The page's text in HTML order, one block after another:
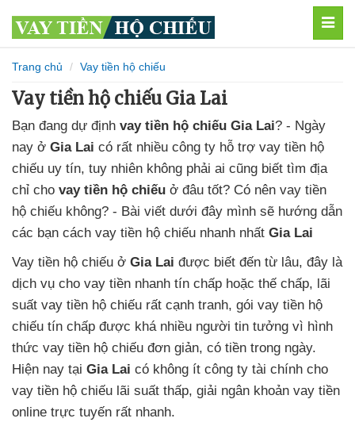
Trang chủ Vay tiền hộ chiếu
Vay tiền hộ chiếu Gia Lai
Bạn đang dự định vay tiền hộ chiếu Gia Lai? - Ngày
nay ở Gia Lai có rất nhiều công ty hỗ trợ vay tiền hộ
chiếu uy tín, tuy nhiên không phải ai cũng biết tìm địa
chỉ cho vay tiền hộ chiếu ở đâu tốt? Có nên vay tiền
hộ chiếu không? - Bài viết dưới đây mình sẽ hướng dẫn
các bạn cách vay tiền hộ chiếu nhanh nhất Gia Lai
Vay tiền hộ chiếu ở Gia Lai được biết đến từ lâu, đây là
dịch vụ cho vay tiền nhanh tín chấp hoặc thế chấp, lãi
suất vay tiền hộ chiếu rất cạnh tranh, gói vay tiền hộ
chiếu tín chấp được khá nhiều người tin tưởng vì hình
thức vay tiền hộ chiếu đơn giản, có tiền trong ngày.
Hiện nay tại Gia Lai có không ít công ty tài chính cho
vay tiền hộ chiếu lãi suất thấp, giải ngân khoản vay tiền
online trực tuyến rất nhanh.